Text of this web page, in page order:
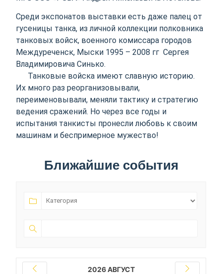
Среди экспонатов выставки есть даже палец от
гусеницы танка, из личной коллекции полковника
танковых войск, военного комиссара городов
Междуреченск, Мыски 1995 – 2008 гг Сергея
Владимировича Синько.
Танковые войска имеют славную историю.
Их много раз реорганизовывали,
переименовывали, меняли тактику и стратегию
ведения сражений. Но через все годы и
испытания танкисты пронесли любовь к своим
машинам и беспримерное мужество!
Ближайшие события
2026 АВГУСТ